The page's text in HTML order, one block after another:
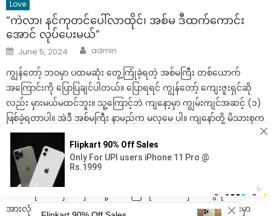
Love
“ကဲလာ၊ နင်ကုတင်ပေါ်လာထိုင်၊ အစ်မ ဒီထက်ကောင်း
အောင် လုပ်ပေးမယ်”
Posted
on
June 5, 2024 Author
admin
ကျွန်တော့် ဘဝမှာ ပထမဆုံး တွေ့ကြုံခဲ့ရတဲ့ အစ်မကြီး တစ်ယောက်
အကြောင်းကို ပြောပြချင်ပါတယ်။ ပြောရရင် ကျွန်တော့် ကျေးဇူးရှင်ဆို
လည်း မှားမယ်မထင်ဘူး။ သူ့ကြောင့်ဘဲ ကျနော့မှာ ကျွမ်းကျင်အဆင့် (၁)
ဖြစ်ခဲ့ရတာပါ။ အဲဒီ အစ်မကြီး နာမည်က မလှမေ ပါ။ ကျနော်တို့ မိသားစုက
ဒီရပ်ကွက်ကို နယ်ကနေ ပြောင်းလာကြတာ။ အစ်မလှမေတို့က ကျနော်တို့
အိမ်ရှေ့အိမ်က၊ သူတို့အိမ်မကြီးက ခြံနောက်ဘက်မှာ။ အစ်မလှမေက ခြံ
ရှေ့မှာ အိမ်သေးသေးလေးနဲ့ စက်ချုပ်တယ်။ သူတို့အိမ်မှာ အစ်မလှမေက
အိမ်ထောင်သည် ကလေးတစ်ယောက်အမေ။ သူ့ယောကျ်ားက ပုံနှိပ်စက်က
စက်ဆရာ။ အိမ်မှာ မလှမေတို့ အမေကြီးရယ်၊ မောင်နှစ်မတွေရယ်၊
အားလုံး အတူတူ နေကြတယ်။ နေ့လယ်ဆိုရင် အိမ်ရှေ့က ဆိုင်လေးမှာ